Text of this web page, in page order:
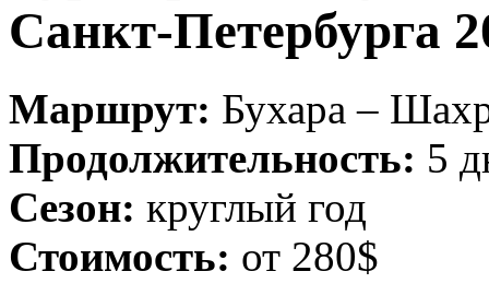
Санкт-Петербурга
Маршрут: Бухара –
Продолжительность: 5
Сезон: круглый год
Стоимость: от 280$